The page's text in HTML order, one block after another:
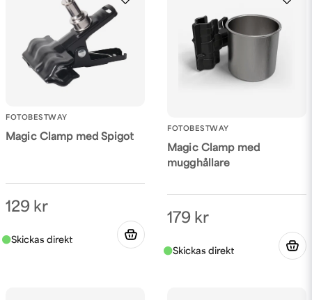
FOTOBESTWAY
Magic Clamp med Spigot
129 kr
FOTOBESTWAY
Magic Clamp med
mugghållare
179 kr
Ja, ni får publicera min fråga
Skicka fråga